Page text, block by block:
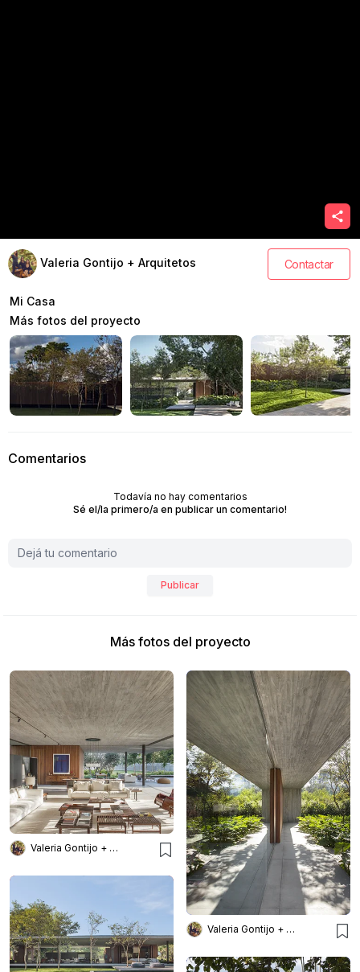
Valeria Gontijo + Arquitetos Contactar
Mi Casa
Más fotos del proyecto
Comentarios
Todavía no hay comentarios
Sé el/la primero/a en publicar un comentario!
Publicar
Más fotos del proyecto
Valeria Gontijo + Arquitetos
Valeria Gontijo + Arquitetos